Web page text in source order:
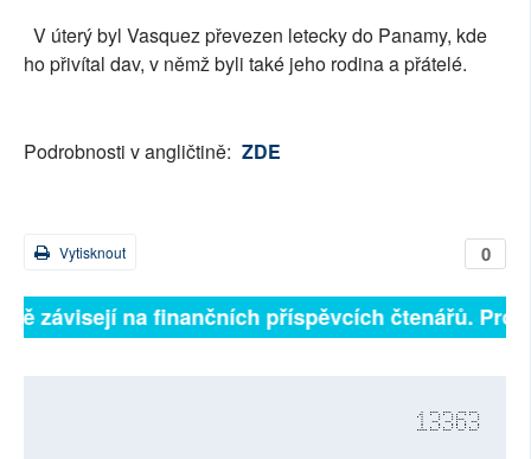
V úterý byl Vasquez převezen letecky do Panamy, kde
ho přivítal dav, v němž byli také jeho rodina a přátelé.
Podrobnosti v angličtině: ZDE
0
Vytisknout
závisejí na finančních příspěvcích čtenářů.
13363